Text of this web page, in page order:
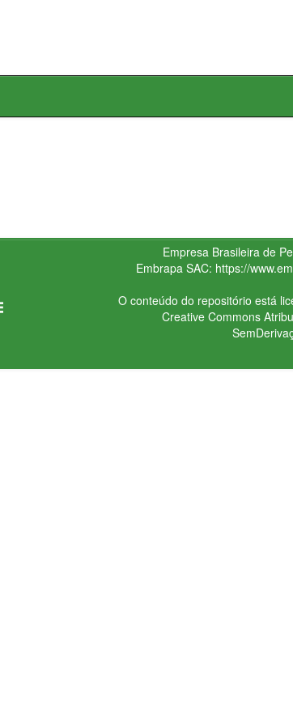
Empresa Brasileira de
Embrapa SAC: https://
O conteúdo do repositório está
Creative Commons